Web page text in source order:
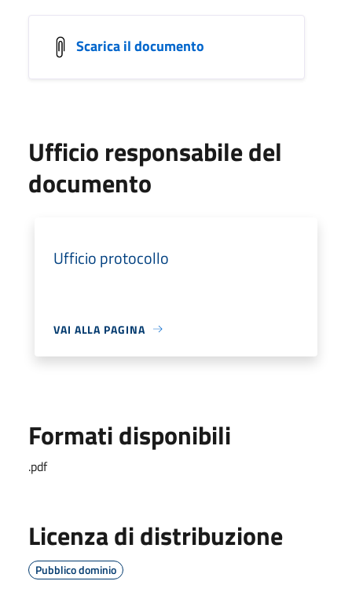
Scarica il documento
Ufficio responsabile del
documento
Ufficio protocollo
VAI ALLA PAGINA
Formati disponibili
.pdf
Licenza di distribuzione
Pubblico dominio